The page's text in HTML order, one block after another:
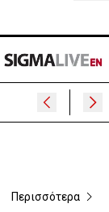
Περισσότερα